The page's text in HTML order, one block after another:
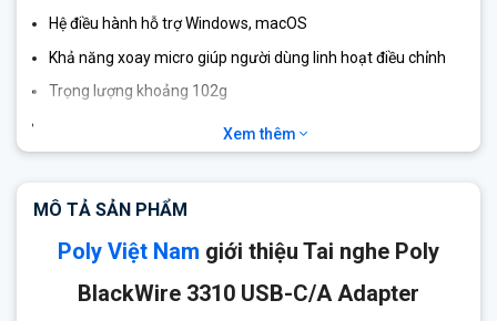
Hệ điều hành hỗ trợ Windows, macOS
Khả năng xoay micro giúp người dùng linh hoạt điều chỉnh
Trọng lượng khoảng 102g
Tương thích nền tảng UC Microsoft Teams, Zoom, Skype,
Google Meet…
Xem thêm
MÔ TẢ SẢN PHẨM
Poly Việt Nam giới thiệu Tai nghe Poly
BlackWire 3310 USB-C/A Adapter